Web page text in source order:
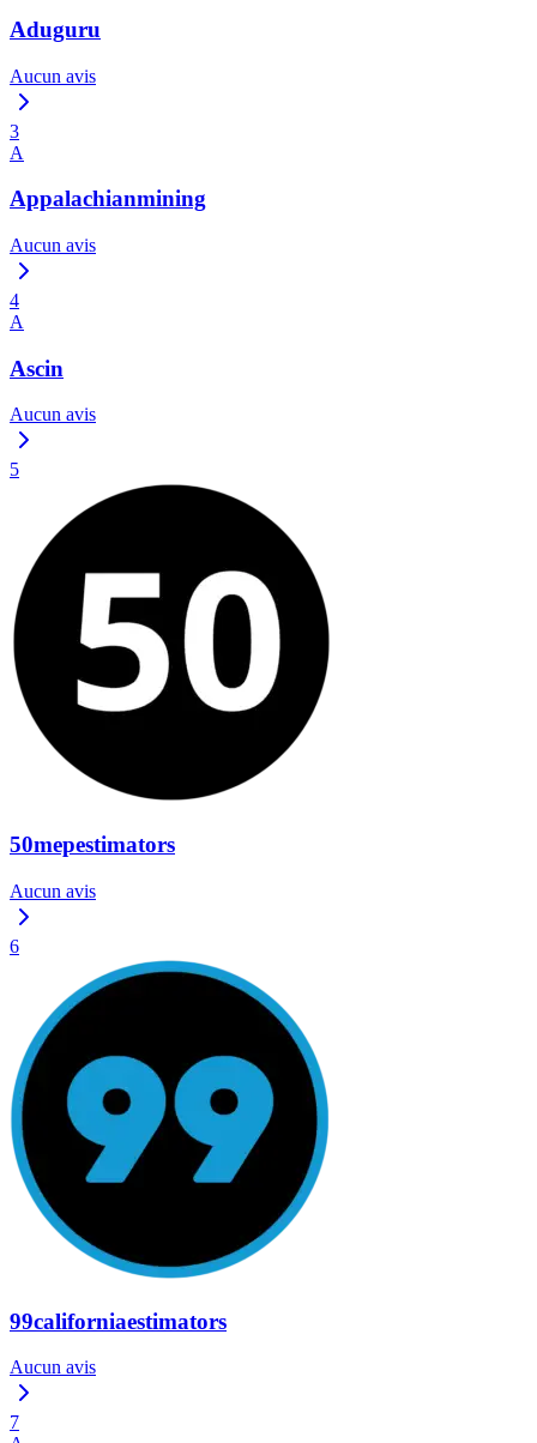
Aduguru
Aucun avis
3
A
Appalachianmining
Aucun avis
4
A
Ascin
Aucun avis
5
50mepestimators
Aucun avis
6
99californiaestimators
Aucun avis
7